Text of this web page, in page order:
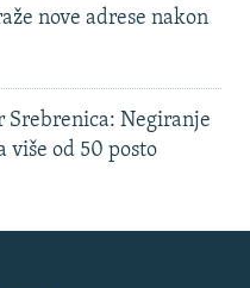
nove adrese nakon
Negiranje
više od 50 posto